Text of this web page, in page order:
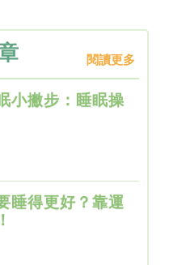
閱讀更多
小撇步：睡眠操
睡得更好？靠運